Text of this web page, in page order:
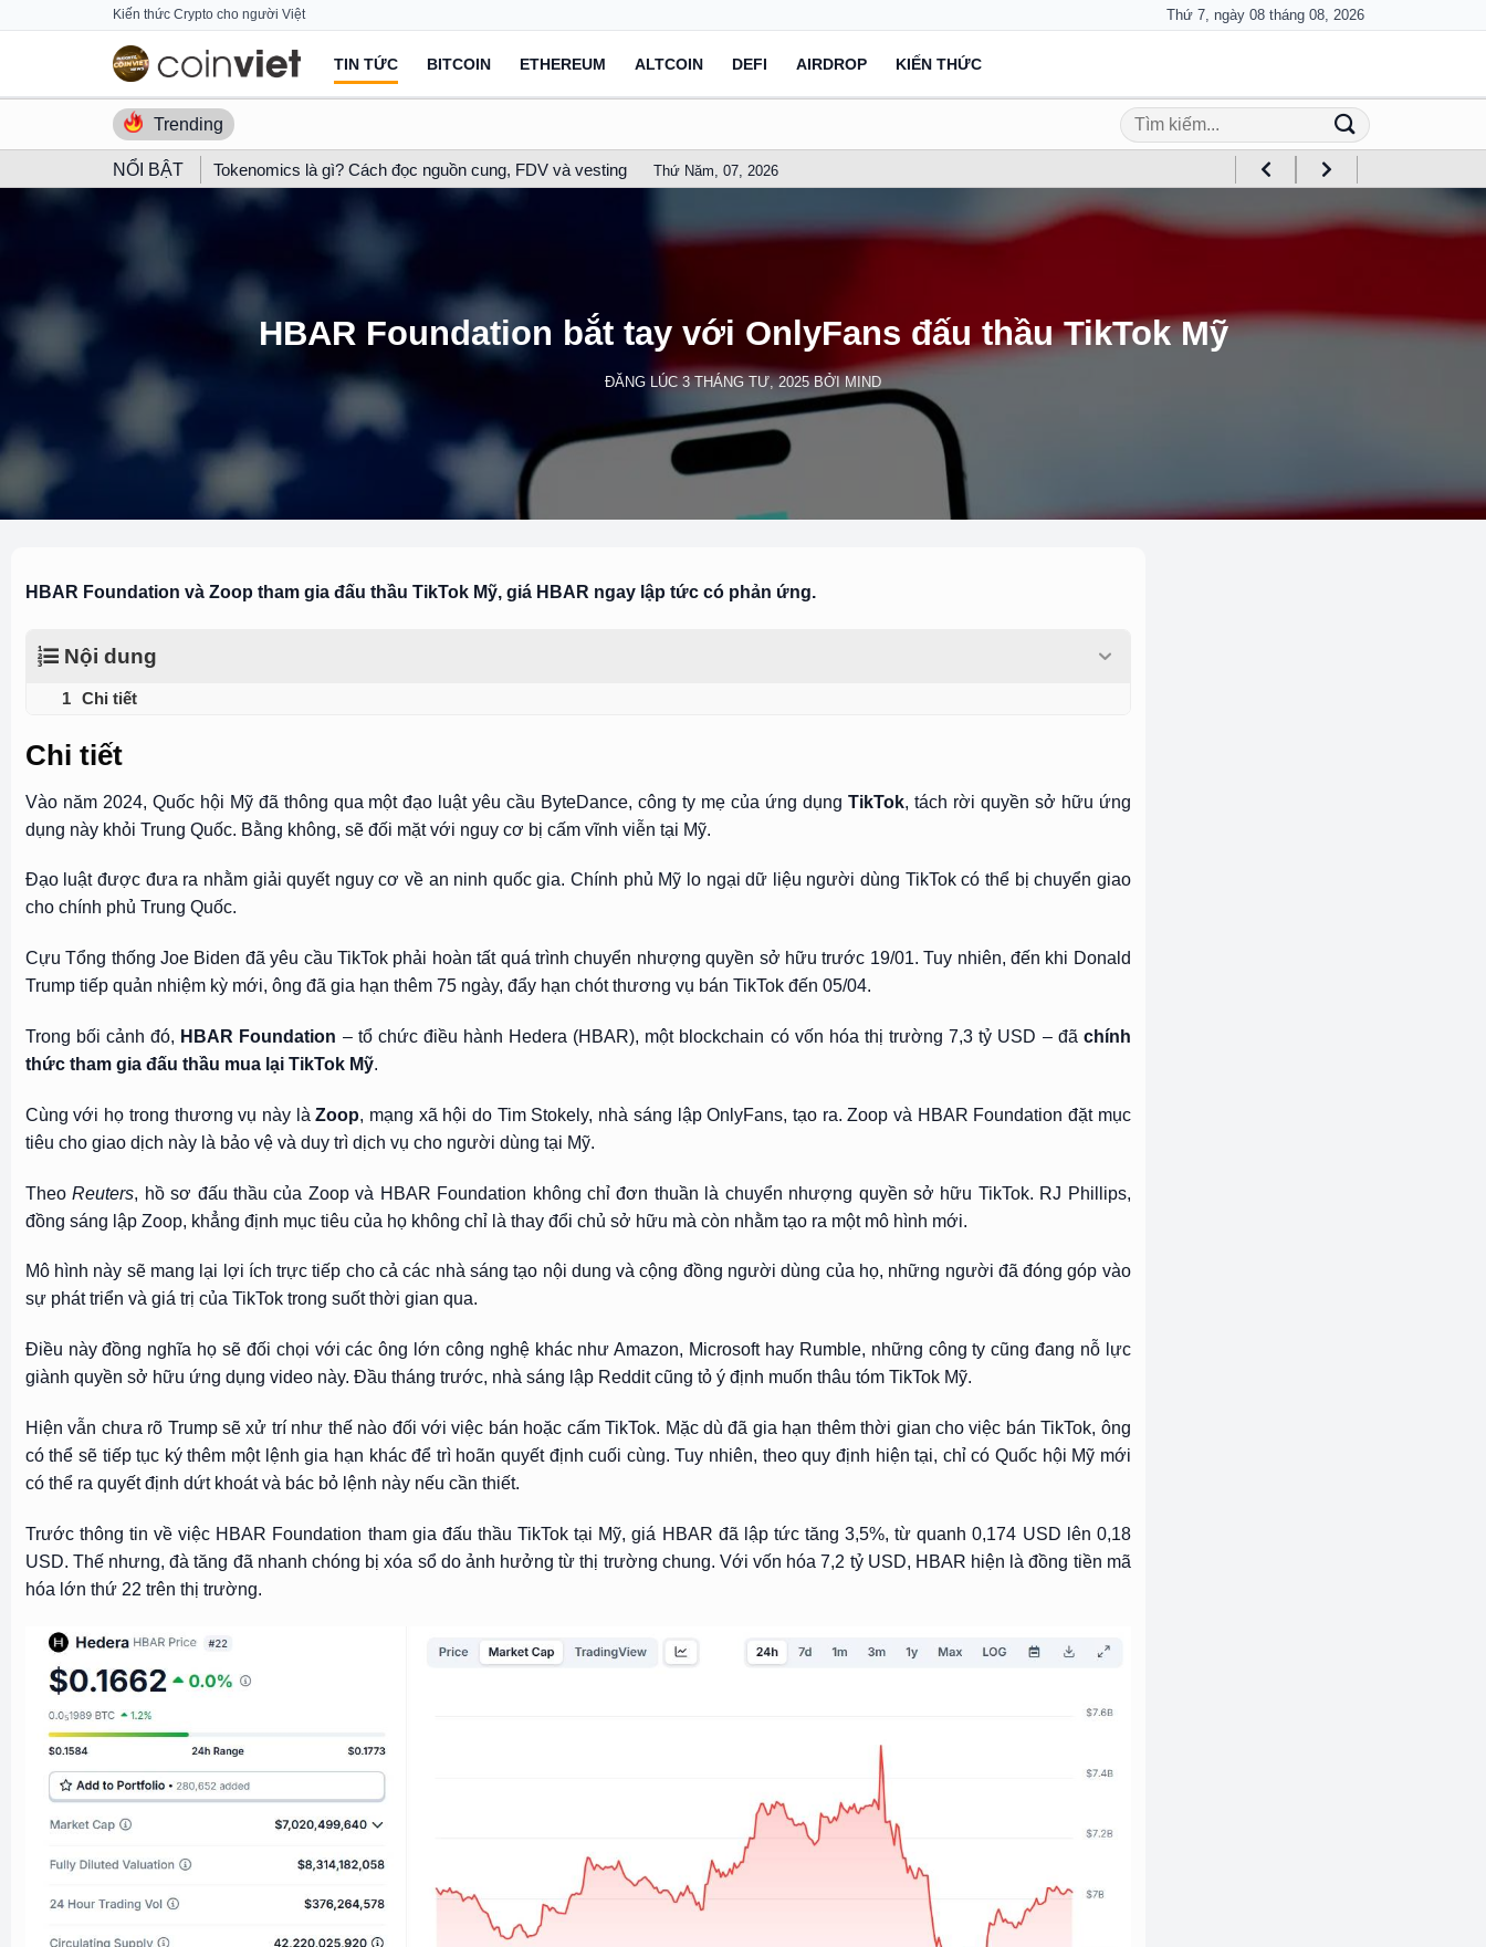
Kiến thức Crypto cho người Việt Thứ 7, ngày 08 tháng 08, 2026
TIN TỨC BITCOIN ETHEREUM ALTCOIN DEFI AIRDROP KIẾN THỨC
Trending
NỔI BẬT Tokenomics là gì? Cách đọc nguồn cung, FDV và vesting Thứ Năm, 07, 2026
HBAR Foundation bắt tay với OnlyFans đấu thầu TikTok Mỹ
ĐĂNG LÚC3 THÁNG TƯ, 2025BỞIMIND
HBAR Foundation và Zoop tham gia đấu thầu TikTok Mỹ, giá HBAR ngay lập tức có phản ứng.
Nội dung
Chi tiết
Chi tiết
Vào năm 2024, Quốc hội Mỹ đã thông qua một đạo luật yêu cầu ByteDance, công ty mẹ của ứng dụngTikTok, tách rời quyền sở hữu ứng
dụng này khỏi Trung Quốc. Bằng không, sẽ đối mặt với nguy cơ bị cấm vĩnh viễn tại Mỹ.
Đạo luật được đưa ra nhằm giải quyết nguy cơ về an ninh quốc gia. Chính phủ Mỹ lo ngại dữ liệu người dùng TikTok có thể bị chuyển giao
cho chính phủ Trung Quốc.
Cựu Tổng thống Joe Biden đã yêu cầu TikTok phải hoàn tất quá trình chuyển nhượng quyền sở hữu trước 19/01. Tuy nhiên, đến khi Donald
Trump tiếp quản nhiệm kỳ mới, ông đã gia hạn thêm 75 ngày, đẩy hạn chót thương vụ bán TikTok đến 05/04.
Trong bối cảnh đó, HBAR Foundation – tổ chức điều hành Hedera (HBAR), một blockchain có vốn hóa thị trường 7,3 tỷ USD – đã chính
thức tham gia đấu thầu mua lại TikTok Mỹ.
Cùng với họ trong thương vụ này làZoop, mạng xã hội do Tim Stokely, nhà sáng lập OnlyFans, tạo ra. Zoop và HBAR Foundation đặt mục
tiêu cho giao dịch này là bảo vệ và duy trì dịch vụ cho người dùng tại Mỹ.
TheoReuters, hồ sơ đấu thầu của Zoop và HBAR Foundation không chỉ đơn thuần là chuyển nhượng quyền sở hữu TikTok. RJ Phillips,
đồng sáng lập Zoop, khẳng định mục tiêu của họ không chỉ là thay đổi chủ sở hữu mà còn nhằm tạo ra một mô hình mới.
Mô hình này sẽ mang lại lợi ích trực tiếp cho cả các nhà sáng tạo nội dung và cộng đồng người dùng của họ, những người đã đóng góp vào
sự phát triển và giá trị của TikTok trong suốt thời gian qua.
Điều này đồng nghĩa họ sẽ đối chọi với các ông lớn công nghệ khác như Amazon, Microsoft hay Rumble, những công ty cũng đang nỗ lực
giành quyền sở hữu ứng dụng video này. Đầu tháng trước, nhà sáng lập Reddit cũng tỏ ý định muốn thâu tóm TikTok Mỹ.
Hiện vẫn chưa rõ Trump sẽ xử trí như thế nào đối với việc bán hoặc cấm TikTok. Mặc dù đã gia hạn thêm thời gian cho việc bán TikTok, ông
có thể sẽ tiếp tục ký thêm một lệnh gia hạn khác để trì hoãn quyết định cuối cùng. Tuy nhiên, theo quy định hiện tại, chỉ có Quốc hội Mỹ mới
có thể ra quyết định dứt khoát và bác bỏ lệnh này nếu cần thiết.
Trước thông tin về việc HBAR Foundation tham gia đấu thầu TikTok tại Mỹ, giá HBAR đã lập tức tăng 3,5%, từ quanh 0,174 USD lên 0,18
USD. Thế nhưng, đà tăng đã nhanh chóng bị xóa sổ do ảnh hưởng từ thị trường chung. Với vốn hóa 7,2 tỷ USD, HBAR hiện là đồng tiền mã
hóa lớn thứ 22 trên thị trường.